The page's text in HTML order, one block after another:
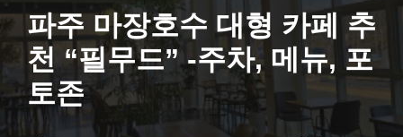
파주 마장호수 대형 카페 추
천 “필무드” -주차, 메뉴, 포
토존